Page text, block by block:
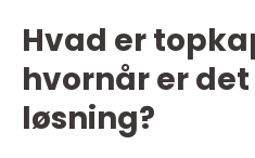
Hvad er
hvornår er
løsning?